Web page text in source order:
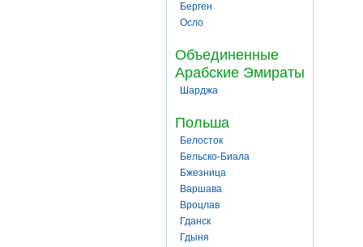
Берген
Осло
Объединенные
Арабские Эмираты
Шарджа
Польша
Белосток
Бельско-Биала
Бжезница
Варшава
Вроцлав
Гданск
Гдыня